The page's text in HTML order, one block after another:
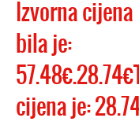
Izvorna cijena
bila je:
cijena je: